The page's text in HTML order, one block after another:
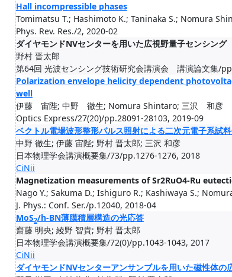
Hall incompressible phases
Tomimatsu T.; Hashimoto K.; Taninaka S.; Nomura
Phys. Rev. Res./2, 2020-02
ダイヤモンドNVセンターを用いた広視野量子センシング
野村 晋太郎
第64回 光波センシング技術研究会講演会 講演論文集/
Polarization envelope helicity dependent
well
伊藤 宙陛; 中野 徹生; Nomura Shintaro; 三沢 和彦
Optics Express/27(20)/pp.28091-28103, 2019-09
ベクトル電場波形整形パルス照射による二次元電子系試
中野 徹生; 伊藤 宙陛; 野村 晋太郎; 三沢 和彦
日本物理学会講演概要集/73/pp.1276-1276, 2018
CiNii
Magnetization measurements of Sr2RuO4-Ru
Nago Y.; Sakuma D.; Ishiguro R.; Kashiwaya S.;
J. Phys.: Conf. Ser./p.12040, 2018-04
MoS2/h-BN薄膜積層構造の光応答
齋藤 明央; 綾野 智貴; 野村 晋太郎
日本物理学会講演概要集/72(0)/pp.1043-1043, 2017
CiNii
ダイヤモンドNVセンターアンサンブルを用いた磁性体の